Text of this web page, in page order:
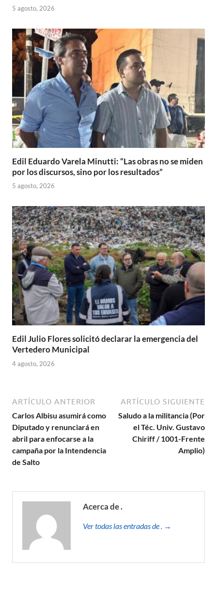
5 agosto, 2026
Edil Eduardo Varela Minutti: “Las obras no se miden
por los discursos, sino por los resultados”
5 agosto, 2026
Edil Julio Flores solicitó declarar la emergencia del
Vertedero Municipal
4 agosto, 2026
ARTÍCULO ANTERIOR
Carlos Albisu asumirá como
Diputado y renunciará en
abril para enfocarse a la
campaña por la Intendencia
de Salto
ARTÍCULO SIGUIENTE
Saludo a la militancia (Por
el Téc. Univ. Gustavo
Chiriff / 1001-Frente
Amplio)
Acerca de .
Ver todas las entradas de . →